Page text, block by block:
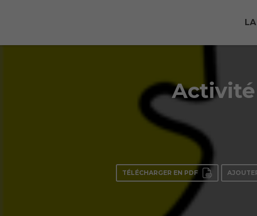
Activité
TÉLÉCHARGER EN PDF